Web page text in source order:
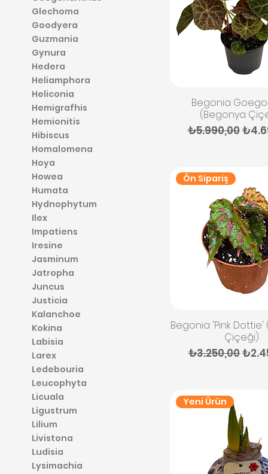
Glechoma
Goodyera
Guzmania
Gynura
Hedera
Heliamphora
Heliconia
Hemigrafhis
Hemionitis
Hibiscus
Homalomena
Hoya
Howea
Humata
Hydnophytum
Ilex
Impatiens
Iresine
Jasminum
Jatropha
Juncus
Justicia
Kalanchoe
Kokina
Labisia
Larex
Ledebouria
Leucophyta
Licuala
Ligustrum
Lilium
Livistona
Ludisia
Lysimachia
Hızlı Bakış
Begonia
(Begonya
Normal Fiyat
₺5.990,00
Hızlı Bakış
Ön Sipariş
Begonia 'Pink
Çiçeği)
Normal Fiyat
₺3.250,00
Yeni Ürün